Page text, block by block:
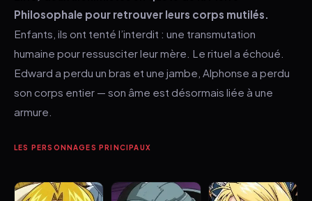
Philosophale pour retrouver leurs corps mutilés.
Enfants, ils ont tenté l’interdit : une transmutation
humaine pour ressusciter leur mère. Le rituel a échoué.
Edward a perdu un bras et une jambe, Alphonse a perdu
son corps entier — son âme est désormais liée à une
armure.
LES PERSONNAGES PRINCIPAUX